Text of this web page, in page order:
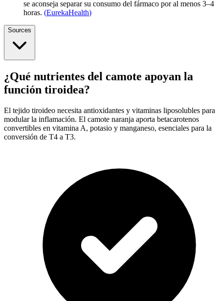
se aconseja separar su consumo del fármaco por al menos 3–4
horas. (EurekaHealth)
Sources
¿Qué nutrientes del camote apoyan la
función tiroidea?
El tejido tiroideo necesita antioxidantes y vitaminas liposolubles para
modular la inflamación. El camote naranja aporta betacarotenos
convertibles en vitamina A, potasio y manganeso, esenciales para la
conversión de T4 a T3.